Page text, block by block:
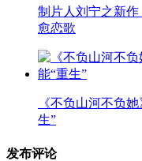
制片人刘宁之新
愈恋歌
《不负山河不负
生”
发布评论